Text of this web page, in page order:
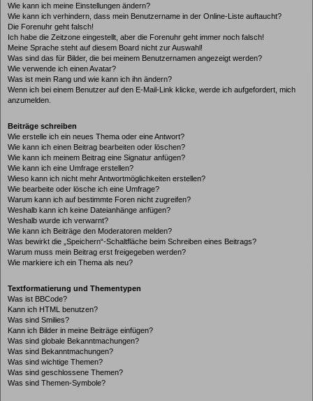
Wie kann ich meine Einstellungen ändern?
Wie kann ich verhindern, dass mein Benutzername in der Online-Liste auftaucht?
Die Forenuhr geht falsch!
Ich habe die Zeitzone eingestellt, aber die Forenuhr geht immer noch falsch!
Meine Sprache steht auf diesem Board nicht zur Auswahl!
Was sind das für Bilder, die bei meinem Benutzernamen angezeigt werden?
Wie verwende ich einen Avatar?
Was ist mein Rang und wie kann ich ihn ändern?
Wenn ich bei einem Benutzer auf den E-Mail-Link klicke, werde ich aufgefordert, mich
anzumelden.
Beiträge schreiben
Wie erstelle ich ein neues Thema oder eine Antwort?
Wie kann ich einen Beitrag bearbeiten oder löschen?
Wie kann ich meinem Beitrag eine Signatur anfügen?
Wie kann ich eine Umfrage erstellen?
Wieso kann ich nicht mehr Antwortmöglichkeiten erstellen?
Wie bearbeite oder lösche ich eine Umfrage?
Warum kann ich auf bestimmte Foren nicht zugreifen?
Weshalb kann ich keine Dateianhänge anfügen?
Weshalb wurde ich verwarnt?
Wie kann ich Beiträge den Moderatoren melden?
Was bewirkt die „Speichern“-Schaltfläche beim Schreiben eines Beitrags?
Warum muss mein Beitrag erst freigegeben werden?
Wie markiere ich ein Thema als neu?
Textformatierung und Thementypen
Was ist BBCode?
Kann ich HTML benutzen?
Was sind Smilies?
Kann ich Bilder in meine Beiträge einfügen?
Was sind globale Bekanntmachungen?
Was sind Bekanntmachungen?
Was sind wichtige Themen?
Was sind geschlossene Themen?
Was sind Themen-Symbole?